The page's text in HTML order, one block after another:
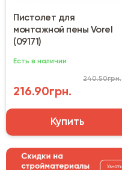
Пистолет для
монтажной пены Vorel
(09171)
Есть в наличии
216.90грн.
240.50грн.
Купить